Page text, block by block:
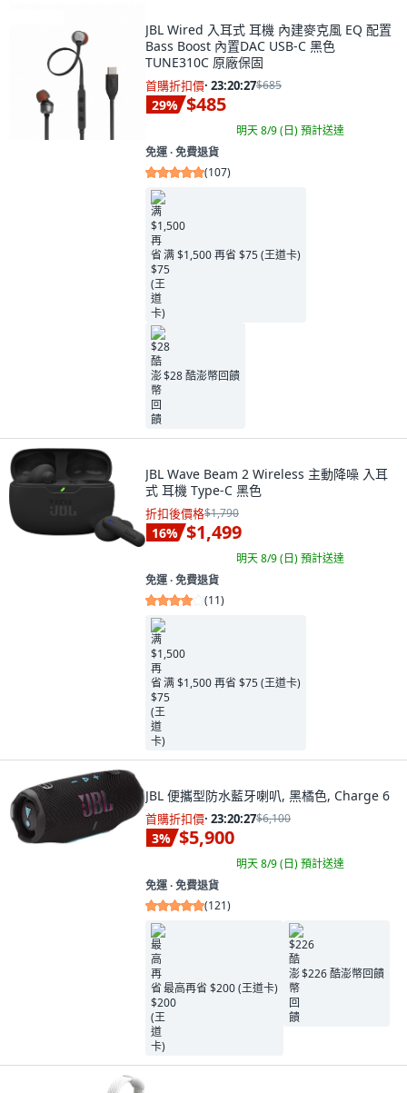
JBL Wired 入耳式 耳機 內建麥克風 EQ 配置
Bass Boost 內置DAC USB-C 黑色
TUNE310C 原廠保固
首購折扣價· 23:20:26$685
29% $485
明天 8/9 (日)預計送達
免運 ∙ 免費退貨
(107)
满 $1,500 再省 $75 (王道卡)
$28 酷澎幣回饋
JBL Wave Beam 2 Wireless 主動降噪 入耳
式 耳機 Type-C 黑色
折扣後價格$1,790
16% $1,499
明天 8/9 (日)預計送達
免運 ∙ 免費退貨
(11)
满 $1,500 再省 $75 (王道卡)
JBL 便攜型防水藍牙喇叭, 黑橘色, Charge 6
首購折扣價· 23:20:26$6,100
3% $5,900
明天 8/9 (日)預計送達
免運 ∙ 免費退貨
(121)
最高再省 $200 (王道卡)
$226 酷澎幣回饋